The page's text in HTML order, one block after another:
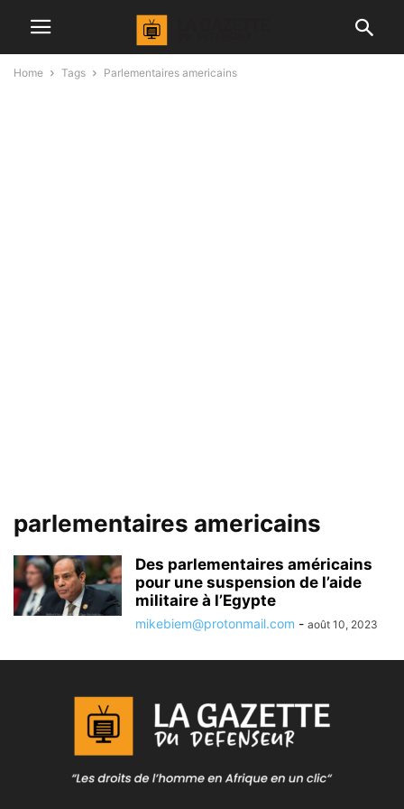
Home Tags Parlementaires americains
parlementaires americains
Des parlementaires américains
pour une suspension de l’aide
militaire à l’Egypte
mikebiem@protonmail.com - août 10, 2023